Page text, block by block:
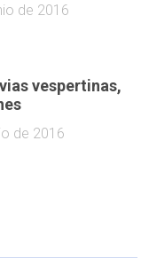
de 2016
vespertinas,
de 2016